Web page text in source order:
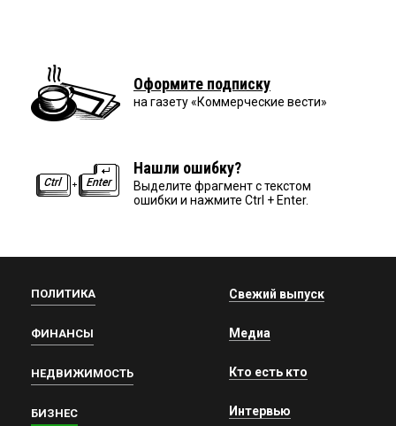
Оформите подписку
на газету «Коммерческие вести»
Нашли ошибку?
Выделите фрагмент с текстом
ошибки и нажмите Ctrl + Enter.
ПОЛИТИКА
ФИНАНСЫ
НЕДВИЖИМОСТЬ
БИЗНЕС
Свежий выпуск
Медиа
Кто есть кто
Интервью